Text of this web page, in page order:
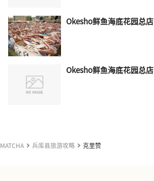
Okesho鲜鱼海底花园总店
Okesho鲜鱼海底花园总店
MATCHA 兵库县旅游攻略 克里赞